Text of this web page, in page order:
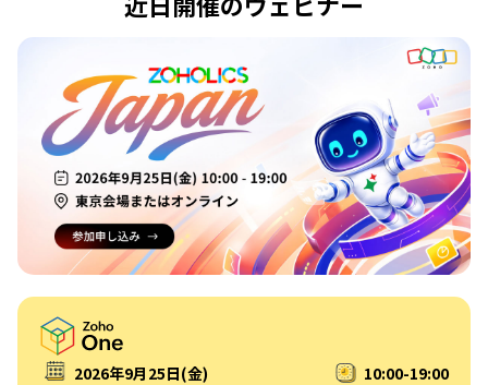
2026年9月25日(金) 10:00-19:00